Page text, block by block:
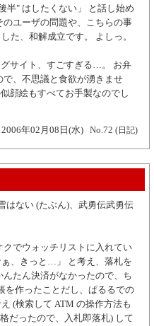
半" はしたくない」 と話し始め
ユーザの問題や、こちらの事
た、和解成立です。 よしっ。
サイト、すごすぎる…。 お弁
、不思議と食欲が湧きませ
顔絵もすべてお手製なのでし
2006年02月08日(水) No.72 (日記)
はない (たぶん)、武勇伝武勇伝
でウォッチリストに入れてい
、きっと…」 と考え、落札を
たん決済がなかったので、ち
を作ったことだし、ぱるるでの
(検索して ATM の操作方法も
だったので、入札即落札) して